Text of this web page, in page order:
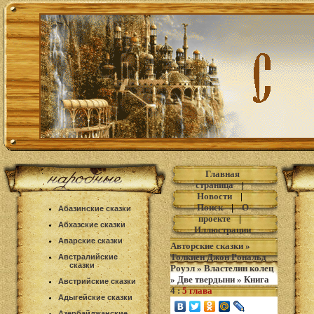
Абазинские сказки
Абхазские сказки
Аварские сказки
Австралийские
сказки
Австрийские сказки
Адыгейские сказки
Главная
страница|
Новости|
Поиск|О
проекте|
Иллюстрации
Авторские сказки »
Толкиен Джон Рональд
Роуэл»Властелин колец
» Две твердыни » Книга
4: 5 глава